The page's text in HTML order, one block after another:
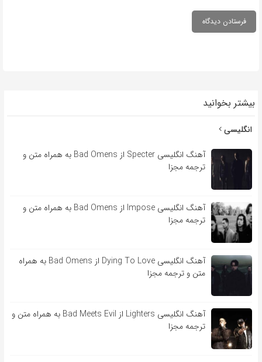
بیشتر بخوانید
انگلیسی
آهنگ انگلیسی Specter از Bad Omens به همراه متن و
ترجمه مجزا
آهنگ انگلیسی Impose از Bad Omens به همراه متن و
ترجمه مجزا
آهنگ انگلیسی Dying To Love از Bad Omens به همراه
متن و ترجمه مجزا
آهنگ انگلیسی Lighters از Bad Meets Evil به همراه متن و
ترجمه مجزا